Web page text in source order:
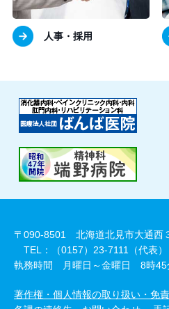
人事・採用
〒090-8501 北海道北見市大通西
TEL：（0157）23-7111（代表）
執務時間 月曜日～金曜日 8時45
著作権・個人情報の取り扱い・免